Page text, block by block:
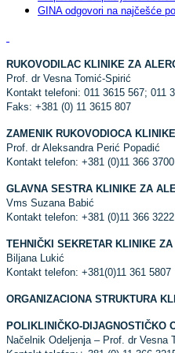
GINA odgovori na najčešće
RUKOVODILAC KLINIKE ZA
Prof. dr Vesna Tomić-Spirić
Kontakt telefoni: 011 3615 567; 011
Faks: +381 (0) 11 3615 807
ZAMENIK RUKOVODIOCA
Prof. dr Aleksandra Perić Popadić
Kontakt telefon: +381 (0)11 366 3700
GLAVNA SESTRA KLINIKE ZA
Vms Suzana Babić
Kontakt telefon: +381 (0)11 366 3222
TEHNIČKI SEKRETAR KLINIKE
Biljana Lukić
Kontakt telefon: +381(0)11 361 5807
ORGANIZACIONA STRUKTURA
POLIKLINIČKO-DIJAGNOSTIČKO
Načelnik Odelјenja – Prof. dr Vesna